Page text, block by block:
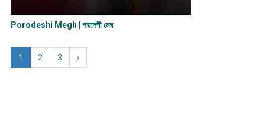
Porodeshi Megh | পরদেশী মেঘ
1 2 3 ›